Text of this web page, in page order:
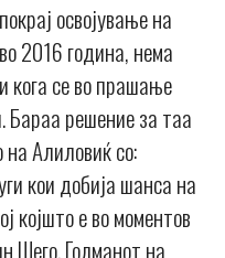
освојување на
2016 година, нема
кога се во прашање
Бараа решение за таа
на Алиловиќ со:
кои добија шанса на
којшто е во моментов
Шего. Голманот на